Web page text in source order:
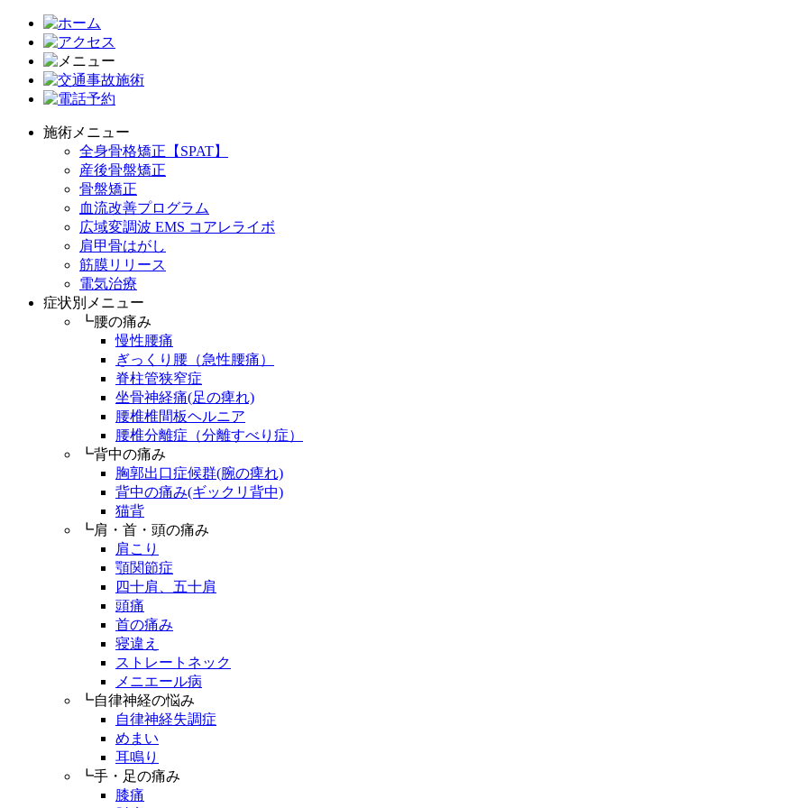
施術メニュー
全身骨格矯正【SPAT】
産後骨盤矯正
骨盤矯正
血流改善プログラム
広域変調波 EMS コアレライボ
肩甲骨はがし
筋膜リリース
電気治療
症状別メニュー
┗腰の痛み
慢性腰痛
ぎっくり腰（急性腰痛）
脊柱管狭窄症
坐骨神経痛(足の痺れ)
腰椎椎間板ヘルニア
腰椎分離症（分離すべり症）
┗背中の痛み
胸郭出口症候群(腕の痺れ)
背中の痛み(ギックリ背中)
猫背
┗肩・首・頭の痛み
肩こり
顎関節症
四十肩、五十肩
頭痛
首の痛み
寝違え
ストレートネック
メニエール病
┗自律神経の悩み
自律神経失調症
めまい
耳鳴り
┗手・足の痛み
膝痛